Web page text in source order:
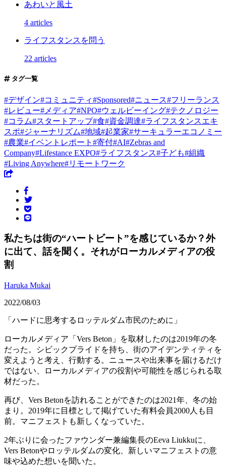
あわいと風土
4 articles
ライフスタンスを問う
22 articles
タグ一覧
#デザイン#コミュニティ#Sponsored#ニュース#フリーランス
#レビュー# メディア#NPO#ウェルビーイング#テクノロジー
#コラム#スタートアップ#食#資金調達#ライフスタンスエキ
スポ#ジャーナリズム#地域#起業家#サーキュラーエコノミー
#農業#イベントレポート #寄付#AI#Zebras and
Company#Lifestance EXPO#ライフスタンス#子ども#組織
#Living Anywhere#リモートワーク
私たちは街の“ハートビート”を感じているか？外
に出て、話を聞く。それがローカルメディアの役
割
Haruka Mukai
2022/08/03
「ハードに思考するロッテルダム市民のために」
ローカルメディア「Vers Beton」を取材したのは2019年の冬
だった。シビックプライドを持ち、街のアイデンティティを
変えようと考え、行動する。ニュースや出来事を届けるだけ
ではない、ローカルメディアの役割や可能性を感じられる取
材だった。
再び、Vers Betonを訪れることができたのは2021年、冬の始
まり。2019年に目標として掲げていた有料会員2000人も目
前。マニフェストも新しくなっていた。
2年ぶりに会ったファウンダー兼編集長のEeva Liukkuに、
Vers Betonやロッテルダムの変化、新しいマニフェストの意
味や込めた想いを聞いた。